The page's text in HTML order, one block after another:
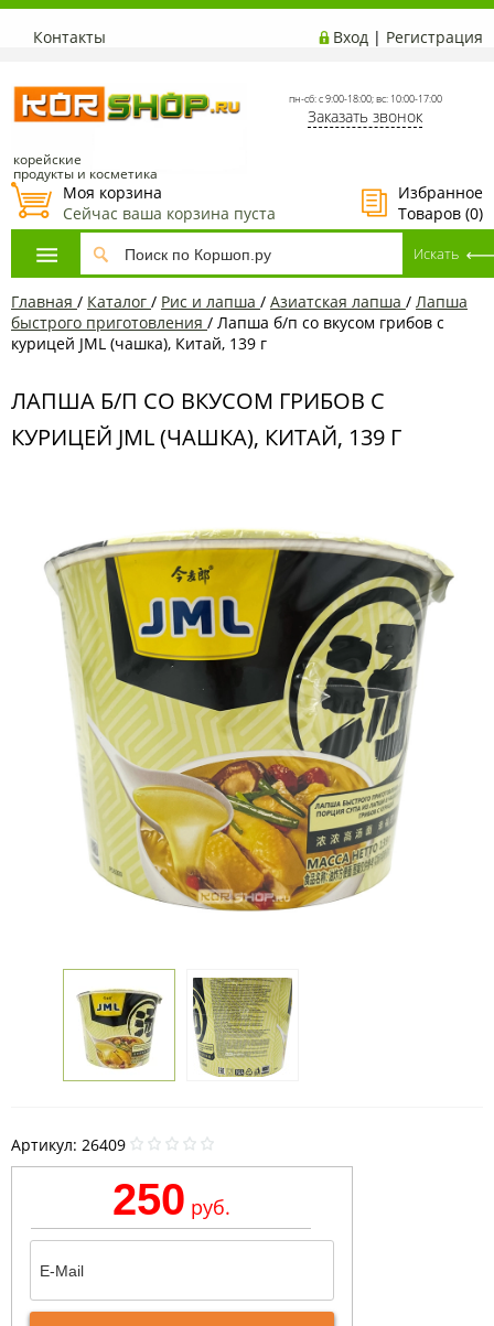
Контакты Вход | Регистрация
корейские
продукты и косметика
пн-сб: с 9:00-18:00; вс: 10:00-17:00
Заказать звонок
Избранное
Товаров (0)
Моя корзина
Сейчас ваша корзина пуста
Главная / Каталог / Рис и лапша / Азиатская лапша / Лапша
быстрого приготовления / Лапша б/п со вкусом грибов с
курицей JML (чашка), Китай, 139 г
ЛАПША Б/П СО ВКУСОМ ГРИБОВ С
КУРИЦЕЙ JML (ЧАШКА), КИТАЙ, 139 Г
Артикул: 26409
250 руб.